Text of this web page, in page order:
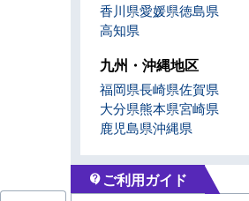
【形状別】
私たち
香川県愛媛県徳島県
高知県
九州・沖縄地区
福岡県長崎県佐賀県
大分県熊本県宮崎県
鹿児島県沖縄県
contact_support ご利用ガイド